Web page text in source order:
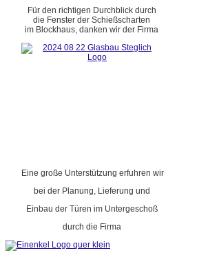
Für den richtigen Durchblick durch
die Fenster der Schießscharten
im Blockhaus, danken wir der Firma
Eine große Unterstützung erfuhren wir
bei der Planung, Lieferung und
Einbau der Türen im Untergeschoß
durch die Firma